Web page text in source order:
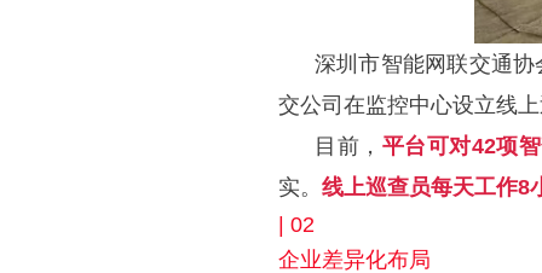
深圳市智能网联交通
交公司在监控中心设立线
目前， 平台可对42项
实。 线上巡查员每天工作8
| 02
企业差异化布局